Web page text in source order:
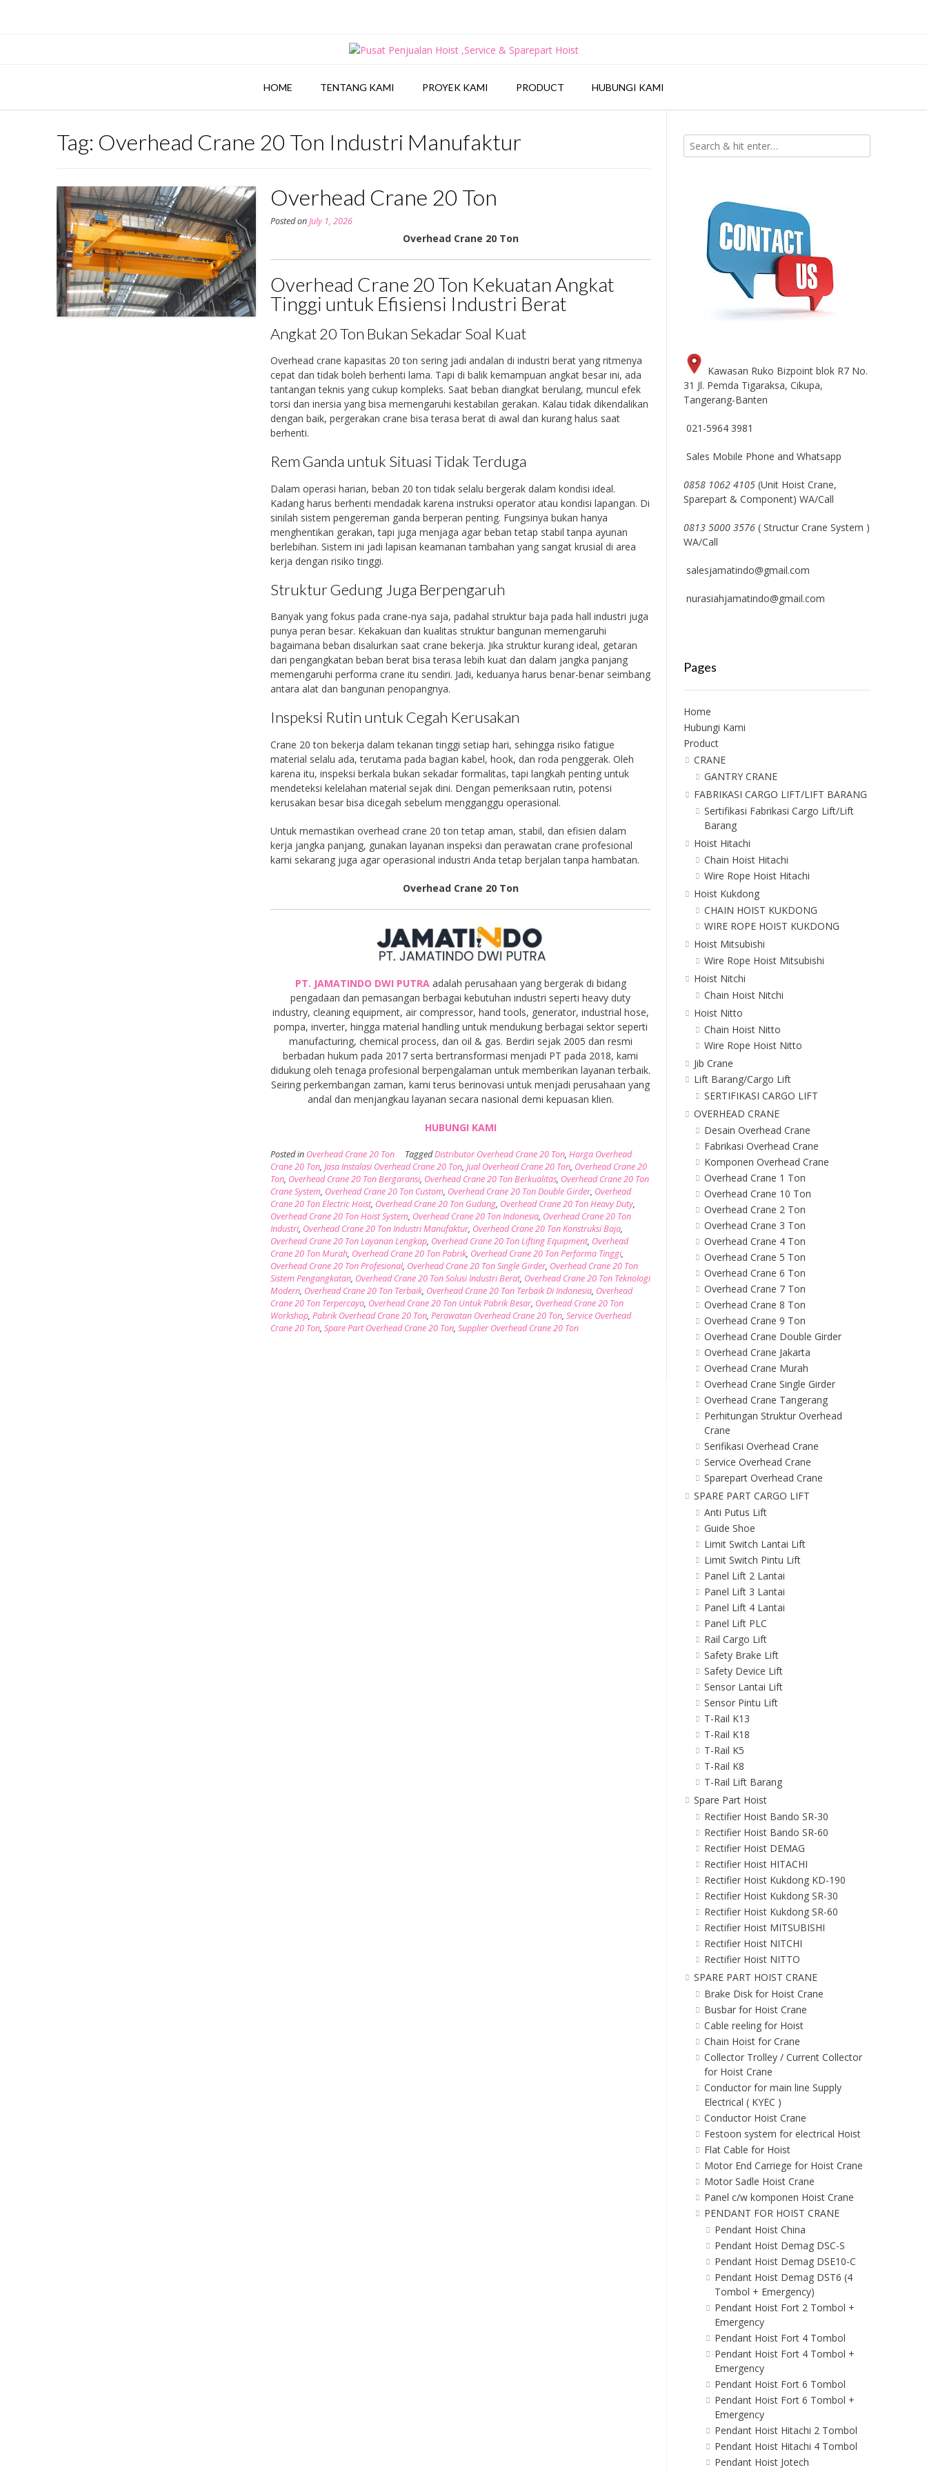
HOME TENTANG KAMI PROYEK KAMI PRODUCT HUBUNGI KAMI
Tag: Overhead Crane 20 Ton Industri Manufaktur
Overhead Crane 20 Ton
Posted onJuly 1, 2026
Overhead Crane 20 Ton
Overhead Crane 20 Ton Kekuatan Angkat
Tinggi untuk Efisiensi Industri Berat
Angkat 20 Ton Bukan Sekadar Soal Kuat
Overhead crane kapasitas 20 ton sering jadi andalan di industri berat yang ritmenya
cepat dan tidak boleh berhenti lama. Tapi di balik kemampuan angkat besar ini, ada
tantangan teknis yang cukup kompleks. Saat beban diangkat berulang, muncul efek
torsi dan inersia yang bisa memengaruhi kestabilan gerakan. Kalau tidak dikendalikan
dengan baik, pergerakan crane bisa terasa berat di awal dan kurang halus saat
berhenti.
Rem Ganda untuk Situasi Tidak Terduga
Dalam operasi harian, beban 20 ton tidak selalu bergerak dalam kondisi ideal.
Kadang harus berhenti mendadak karena instruksi operator atau kondisi lapangan. Di
sinilah sistem pengereman ganda berperan penting. Fungsinya bukan hanya
menghentikan gerakan, tapi juga menjaga agar beban tetap stabil tanpa ayunan
berlebihan. Sistem ini jadi lapisan keamanan tambahan yang sangat krusial di area
kerja dengan risiko tinggi.
Struktur Gedung Juga Berpengaruh
Banyak yang fokus pada crane-nya saja, padahal struktur baja pada hall industri juga
punya peran besar. Kekakuan dan kualitas struktur bangunan memengaruhi
bagaimana beban disalurkan saat crane bekerja. Jika struktur kurang ideal, getaran
dari pengangkatan beban berat bisa terasa lebih kuat dan dalam jangka panjang
memengaruhi performa crane itu sendiri. Jadi, keduanya harus benar-benar seimbang
antara alat dan bangunan penopangnya.
Inspeksi Rutin untuk Cegah Kerusakan
Crane 20 ton bekerja dalam tekanan tinggi setiap hari, sehingga risiko fatigue
material selalu ada, terutama pada bagian kabel, hook, dan roda penggerak. Oleh
karena itu, inspeksi berkala bukan sekadar formalitas, tapi langkah penting untuk
mendeteksi kelelahan material sejak dini. Dengan pemeriksaan rutin, potensi
kerusakan besar bisa dicegah sebelum mengganggu operasional.
Untuk memastikan overhead crane 20 ton tetap aman, stabil, dan efisien dalam
kerja jangka panjang, gunakan layanan inspeksi dan perawatan crane profesional
kami sekarang juga agar operasional industri Anda tetap berjalan tanpa hambatan.
Overhead Crane 20 Ton
PT. JAMATINDO DWI PUTRAadalah perusahaan yang bergerak di bidang
pengadaan dan pemasangan berbagai kebutuhan industri seperti heavy duty
industry, cleaning equipment, air compressor, hand tools, generator, industrial hose,
pompa, inverter, hingga material handling untuk mendukung berbagai sektor seperti
manufacturing, chemical process, dan oil & gas. Berdiri sejak 2005 dan resmi
berbadan hukum pada 2017 serta bertransformasi menjadi PT pada 2018, kami
didukung oleh tenaga profesional berpengalaman untuk memberikan layanan terbaik.
Seiring perkembangan zaman, kami terus berinovasi untuk menjadi perusahaan yang
andal dan menjangkau layanan secara nasional demi kepuasan klien.
HUBUNGI KAMI
Posted in Overhead Crane 20 Ton TaggedDistributor Overhead Crane 20 Ton,Harga Overhead
Crane 20 Ton,Jasa Instalasi Overhead Crane 20 Ton,Jual Overhead Crane 20 Ton, Overhead Crane 20
Ton, Overhead Crane 20 Ton Bergaransi, Overhead Crane 20 Ton Berkualitas, Overhead Crane 20 Ton
Crane System, Overhead Crane 20 Ton Custom, Overhead Crane 20 Ton Double Girder, Overhead
Crane 20 Ton Electric Hoist, Overhead Crane 20 Ton Gudang, Overhead Crane 20 Ton Heavy Duty,
Overhead Crane 20 Ton Hoist System, Overhead Crane 20 Ton Indonesia, Overhead Crane 20 Ton
Industri, Overhead Crane 20 Ton Industri Manufaktur, Overhead Crane 20 Ton Konstruksi Baja,
Overhead Crane 20 Ton Layanan Lengkap, Overhead Crane 20 Ton Lifting Equipment, Overhead
Crane 20 Ton Murah, Overhead Crane 20 Ton Pabrik, Overhead Crane 20 Ton Performa Tinggi,
Overhead Crane 20 Ton Profesional, Overhead Crane 20 Ton Single Girder, Overhead Crane 20 Ton
Sistem Pengangkatan, Overhead Crane 20 Ton Solusi Industri Berat, Overhead Crane 20 Ton Teknologi
Modern, Overhead Crane 20 Ton Terbaik, Overhead Crane 20 Ton Terbaik Di Indonesia, Overhead
Crane 20 Ton Terpercaya, Overhead Crane 20 Ton Untuk Pabrik Besar, Overhead Crane 20 Ton
Workshop,Pabrik Overhead Crane 20 Ton,Perawatan Overhead Crane 20 Ton,Service Overhead
Crane 20 Ton,Spare Part Overhead Crane 20 Ton,Supplier Overhead Crane 20 Ton
Kawasan Ruko Bizpoint blok R7 No.
31 Jl. Pemda Tigaraksa, Cikupa,
Tangerang-Banten
021-5964 3981
Sales Mobile Phone and Whatsapp
0858 1062 4105(Unit Hoist Crane,
Sparepart & Component) WA/Call
0813 5000 3576( Structur Crane System )
WA/Call
salesjamatindo@gmail.com
nurasiahjamatindo@gmail.com
Pages
Home
Hubungi Kami
Product
CRANE
GANTRY CRANE
FABRIKASI CARGO LIFT/LIFT BARANG
Sertifikasi Fabrikasi Cargo Lift/Lift
Barang
Hoist Hitachi
Chain Hoist Hitachi
Wire Rope Hoist Hitachi
Hoist Kukdong
CHAIN HOIST KUKDONG
WIRE ROPE HOIST KUKDONG
Hoist Mitsubishi
Wire Rope Hoist Mitsubishi
Hoist Nitchi
Chain Hoist Nitchi
Hoist Nitto
Chain Hoist Nitto
Wire Rope Hoist Nitto
Jib Crane
Lift Barang/Cargo Lift
SERTIFIKASI CARGO LIFT
OVERHEAD CRANE
Desain Overhead Crane
Fabrikasi Overhead Crane
Komponen Overhead Crane
Overhead Crane 1 Ton
Overhead Crane 10 Ton
Overhead Crane 2 Ton
Overhead Crane 3 Ton
Overhead Crane 4 Ton
Overhead Crane 5 Ton
Overhead Crane 6 Ton
Overhead Crane 7 Ton
Overhead Crane 8 Ton
Overhead Crane 9 Ton
Overhead Crane Double Girder
Overhead Crane Jakarta
Overhead Crane Murah
Overhead Crane Single Girder
Overhead Crane Tangerang
Perhitungan Struktur Overhead
Crane
Serifikasi Overhead Crane
Service Overhead Crane
Sparepart Overhead Crane
SPARE PART CARGO LIFT
Anti Putus Lift
Guide Shoe
Limit Switch Lantai Lift
Limit Switch Pintu Lift
Panel Lift 2 Lantai
Panel Lift 3 Lantai
Panel Lift 4 Lantai
Panel Lift PLC
Rail Cargo Lift
Safety Brake Lift
Safety Device Lift
Sensor Lantai Lift
Sensor Pintu Lift
T-Rail K13
T-Rail K18
T-Rail K5
T-Rail K8
T-Rail Lift Barang
Spare Part Hoist
Rectifier Hoist Bando SR-30
Rectifier Hoist Bando SR-60
Rectifier Hoist DEMAG
Rectifier Hoist HITACHI
Rectifier Hoist Kukdong KD-190
Rectifier Hoist Kukdong SR-30
Rectifier Hoist Kukdong SR-60
Rectifier Hoist MITSUBISHI
Rectifier Hoist NITCHI
Rectifier Hoist NITTO
SPARE PART HOIST CRANE
Brake Disk for Hoist Crane
Busbar for Hoist Crane
Cable reeling for Hoist
Chain Hoist for Crane
Collector Trolley / Current Collector
for Hoist Crane
Conductor for main line Supply
Electrical ( KYEC )
Conductor Hoist Crane
Festoon system for electrical Hoist
Flat Cable for Hoist
Motor End Carriege for Hoist Crane
Motor Sadle Hoist Crane
Panel c/w komponen Hoist Crane
PENDANT FOR HOIST CRANE
Pendant Hoist China
Pendant Hoist Demag DSC-S
Pendant Hoist Demag DSE10-C
Pendant Hoist Demag DST6 (4
Tombol + Emergency)
Pendant Hoist Fort 2 Tombol +
Emergency
Pendant Hoist Fort 4 Tombol
Pendant Hoist Fort 4 Tombol +
Emergency
Pendant Hoist Fort 6 Tombol
Pendant Hoist Fort 6 Tombol +
Emergency
Pendant Hoist Hitachi 2 Tombol
Pendant Hoist Hitachi 4 Tombol
Pendant Hoist Jotech